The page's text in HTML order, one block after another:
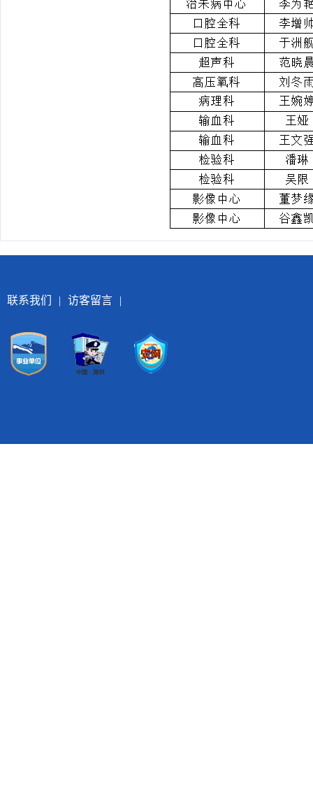
联系我们 | 访客留言 |